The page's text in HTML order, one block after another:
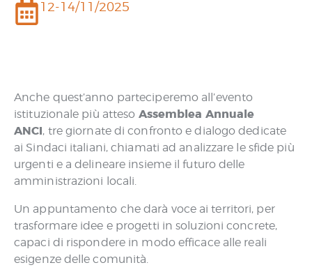
12-14/11/2025
Anche quest’anno parteciperemo all’evento
istituzionale più atteso Assemblea Annuale
ANCI, tre giornate di confronto e dialogo dedicate
ai Sindaci italiani, chiamati ad analizzare le sfide più
urgenti e a delineare insieme il futuro delle
amministrazioni locali.
Un appuntamento che darà voce ai territori, per
trasformare idee e progetti in soluzioni concrete,
capaci di rispondere in modo efficace alle reali
esigenze delle comunità.